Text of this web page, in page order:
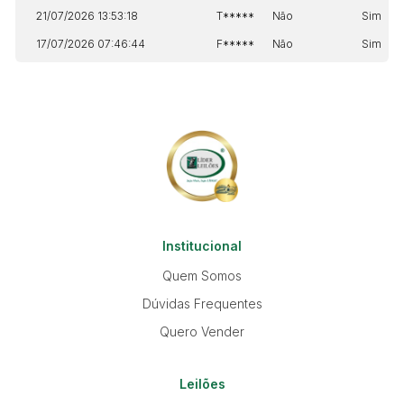
21/07/2026 13:53:18 T***** Não Sim
17/07/2026 07:46:44 F***** Não Sim
Institucional
Quem Somos
Dúvidas Frequentes
Quero Vender
Leilões